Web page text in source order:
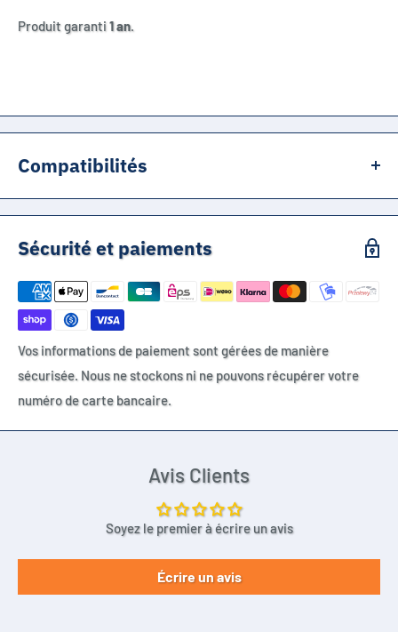
Produit garanti1 an.
Compatibilités
Honeywell Dolphin 60s
Honeywell Dolphin 75e
Honeywell Captuvo SL42
Healthcare Sled
CS-HYD700BX
Sécurité et paiements
Vos informations de paiement sont gérées de manière
sécurisée. Nous ne stockons ni ne pouvons récupérer votre
numéro de carte bancaire.
Avis Clients
Soyez le premier à écrire un avis
Écrire un avis